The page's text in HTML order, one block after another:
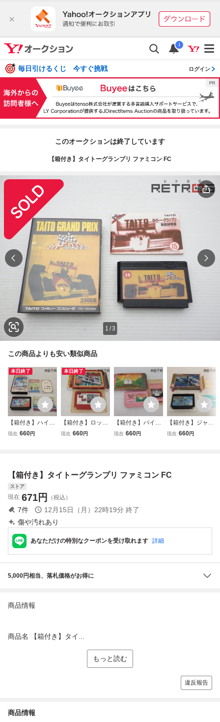
i
毎日引けるくじ 今すぐ挑戦 ログイン
このオークションは終了しています
【箱付き】タイトーグランプリ ファミコン FC
1 /3
この商品よりも安い類似商品
本日終了
【箱付き】ハイド
ライド3 ファミコ
現在 660円
本日終了
【箱付き】ロット
ロット ファミコン
現在 660円
【箱付き】バイナ
リィランド ファミ
現在 660円
【箱付き】ジャイ
ロダイン ファミコ
現在 660円
【箱付き】タイトーグランプリ ファミコン FC
ストア
現在 671円 （税込）
7件 12月15日（月）22時19分 終了
傷や汚れあり
あなただけの特別なクーポンを受け取れます 詳細
5,000円相当、落札価格がお得に
商品情報
商品名 【箱付き】タイ...
もっと読む
違反報告
商品情報